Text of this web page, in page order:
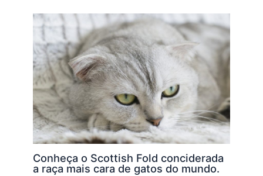
Conheça o Scottish Fold conciderada
a raça mais cara de gatos do mundo.